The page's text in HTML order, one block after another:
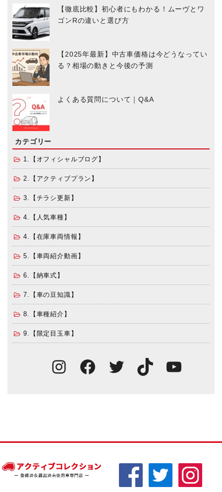
【徹底比較】初心者にもわかる！ムーヴとワ
ゴンRの違いと選び方
【2025年最新】中古車価格は今どうなってい
る？相場の動きと今後の予測
よくある質問について｜Q&A
カテゴリー
1.【オフィシャルブログ】
2.【アクティブプラン】
3.【チラシ更新】
4.【人気車種】
4.【在庫車両情報】
5.【車両紹介動画】
6.【納車式】
7.【車の豆知識】
8.【車種紹介】
9.【限定目玉車】
Instagram
Facebook
TwitterTikTok